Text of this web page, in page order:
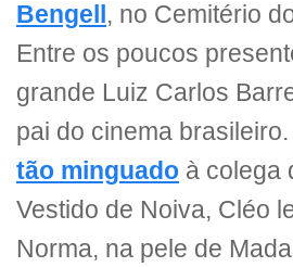
Bengell , no Cemitério
Entre os poucos
grande Luiz Carlos
pai do cinema
tão minguado à colega
Vestido de Noiva, Cléo
Norma, na pele de